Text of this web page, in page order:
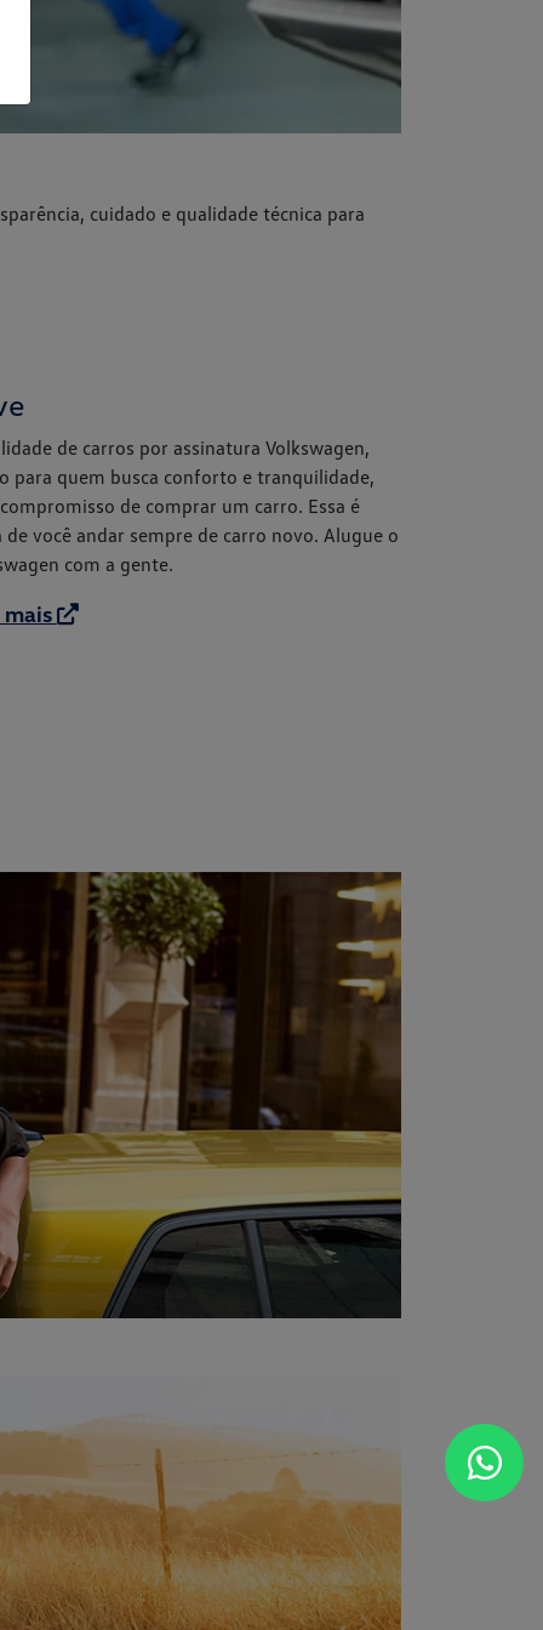
cuidado e qualidade técnica para
de carros por assinatura Volkswagen,
para quem busca conforto e tranquilidade,
de comprar um carro. Essa é
você andar sempre de carro novo. Alugue o
com a gente.
mais